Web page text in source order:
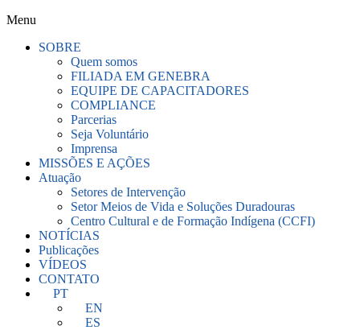
Menu
SOBRE
Quem somos
FILIADA EM GENEBRA
EQUIPE DE CAPACITADORES
COMPLIANCE
Parcerias
Seja Voluntário
Imprensa
MISSÕES E AÇÕES
Atuação
Setores de Intervenção
Setor Meios de Vida e Soluções Duradouras
Centro Cultural e de Formação Indígena (CCFI)
NOTÍCIAS
Publicações
VÍDEOS
CONTATO
PT
EN
ES